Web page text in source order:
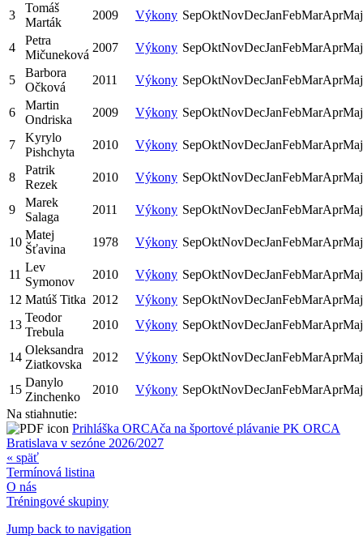
3
Tomáš
Marták
2009 Výkony SepOktNovDecJanFebMarAprMaj
4
Petra
Mičuneková
2007 Výkony SepOktNovDecJanFebMarAprMaj
5
Barbora
Očková
2011 Výkony SepOktNovDecJanFebMarAprMaj
6
Martin
Ondriska
2009 Výkony SepOktNovDecJanFebMarAprMaj
7
Kyrylo
Pishchyta
2010 Výkony SepOktNovDecJanFebMarAprMaj
8
Patrik
Rezek
2010 Výkony SepOktNovDecJanFebMarAprMaj
9
Marek
Salaga
2011 Výkony SepOktNovDecJanFebMarAprMaj
10
Matej
Šťavina
1978 Výkony SepOktNovDecJanFebMarAprMaj
11
Lev
Symonov
2010 Výkony SepOktNovDecJanFebMarAprMaj
12 Matúš Titka 2012 Výkony SepOktNovDecJanFebMarAprMaj
13
Teodor
Trebula
2010 Výkony SepOktNovDecJanFebMarAprMaj
14
Oleksandra
Ziatkovska
2012 Výkony SepOktNovDecJanFebMarAprMaj
15
Danylo
Zinchenko
2010 Výkony SepOktNovDecJanFebMarAprMaj
Na stiahnutie:
Prihláška ORCAča na športové plávanie PK ORCA
Bratislava v sezóne 2026/2027
« späť
Termínová listina
O nás
Tréningové skupiny
Jump back to navigation